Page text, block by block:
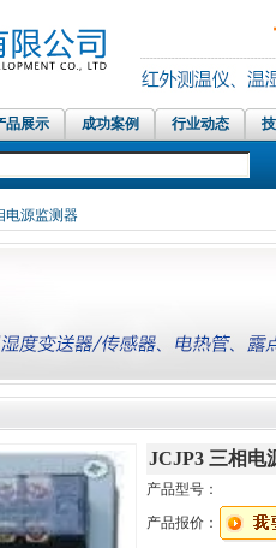
品展示 成功案例 行业动态
红外测温仪传感器，在线红外测温仪、铝
电源监测器
JCJP3 三相电
产品型号：
产品报价：